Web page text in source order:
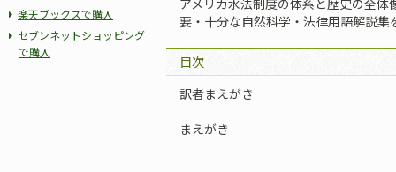
楽天ブックスで購入
セブンネットショッピング
で購入
アメリカ水法制度の体系と歴史の全
要・十分な自然科学・法律用語解説集
目次
訳者まえがき
まえがき